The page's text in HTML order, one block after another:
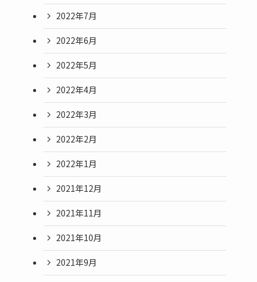
2022年7月
2022年6月
2022年5月
2022年4月
2022年3月
2022年2月
2022年1月
2021年12月
2021年11月
2021年10月
2021年9月